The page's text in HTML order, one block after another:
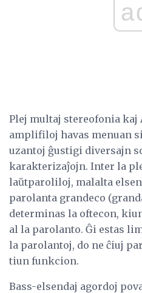
Plej multaj stereofonia kaj
amplifiloj havas menuan
uzantoj ĝustigi diversajn
karakterizaĵojn. Inter la
laŭtparoliloj, malalta
parolanta grandeco
determinas la oftecon,
al la parolanto. Ĝi estas
la parolantoj, do ne ĉiuj
tiun funkcion.
Bass-elsendaj agordoj